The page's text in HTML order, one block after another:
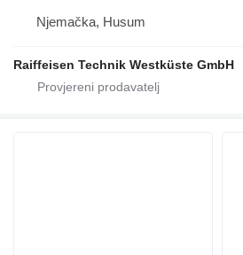
Njemačka, Husum
Raiffeisen Technik Westküste GmbH